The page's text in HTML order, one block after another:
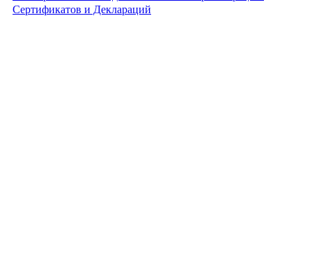
Сертификатов и Деклараций